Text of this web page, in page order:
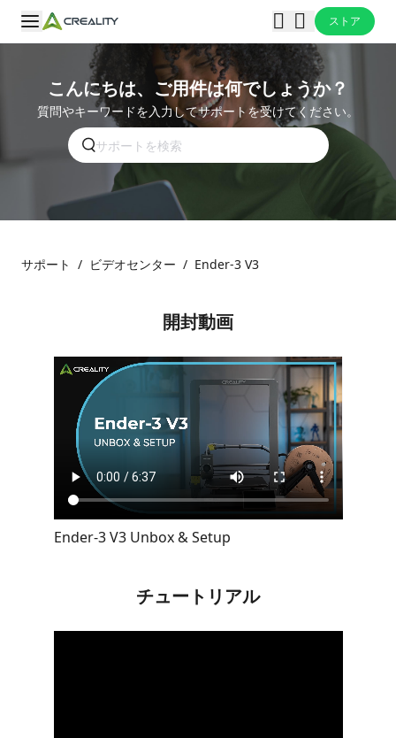
ストア
こんにちは、ご用件は何でしょうか？
質問やキーワードを入力してサポートを受けてください。
サポート / ビデオセンター / Ender-3 V3
開封動画
Ender-3 V3 Unbox & Setup
チュートリアル